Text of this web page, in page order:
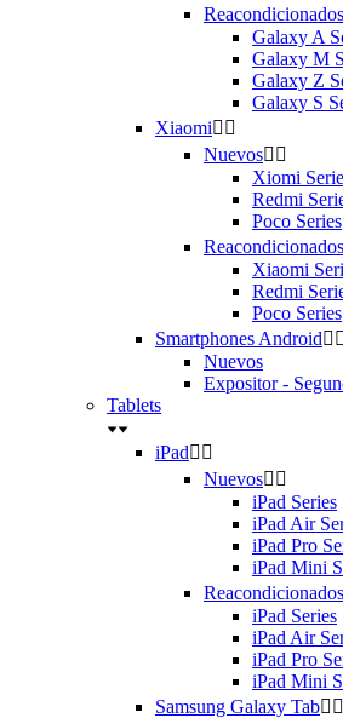
Reacondicionados
Galaxy A
Galaxy M
Galaxy Z
Galaxy S
Xiaomi 
Nuevos 
Xiomi
Redmi
Poco Series
Reacondicionados
Xiaomi
Redmi
Poco Series
Smartphones Android 
Nuevos
Expositor -
Tablets
iPad 
Nuevos 
iPad Series
iPad Air
iPad Pro
iPad Mini
Reacondicionados
iPad Series
iPad Air
iPad Pro
iPad Mini
Samsung Galaxy Tab 